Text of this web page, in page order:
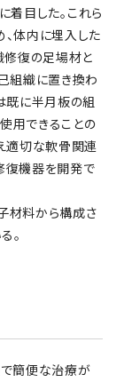
目した。これら
体内に埋入した
修復の足場材と
組織に置き換わ
既に半月板の組
用できることの
適切な軟骨関連
復機器を開発で
材料から構成さ
。
で簡便な治療が